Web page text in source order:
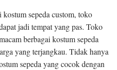
sepeda custom, toko
jadi tempat yang pas. Toko
berbagai kostum sepeda
yang terjangkau. Tidak hanya
sepeda yang cocok dengan